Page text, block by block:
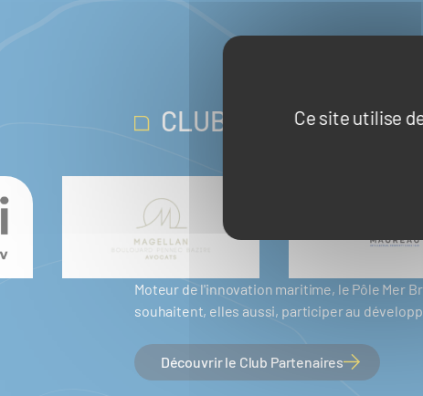
Ce site utilise
CLUB PARTENAIRES
Moteur de l'innovation maritime, le Pôle Mer
souhaitent, elles aussi, participer au
Découvrir le Club Partenaires